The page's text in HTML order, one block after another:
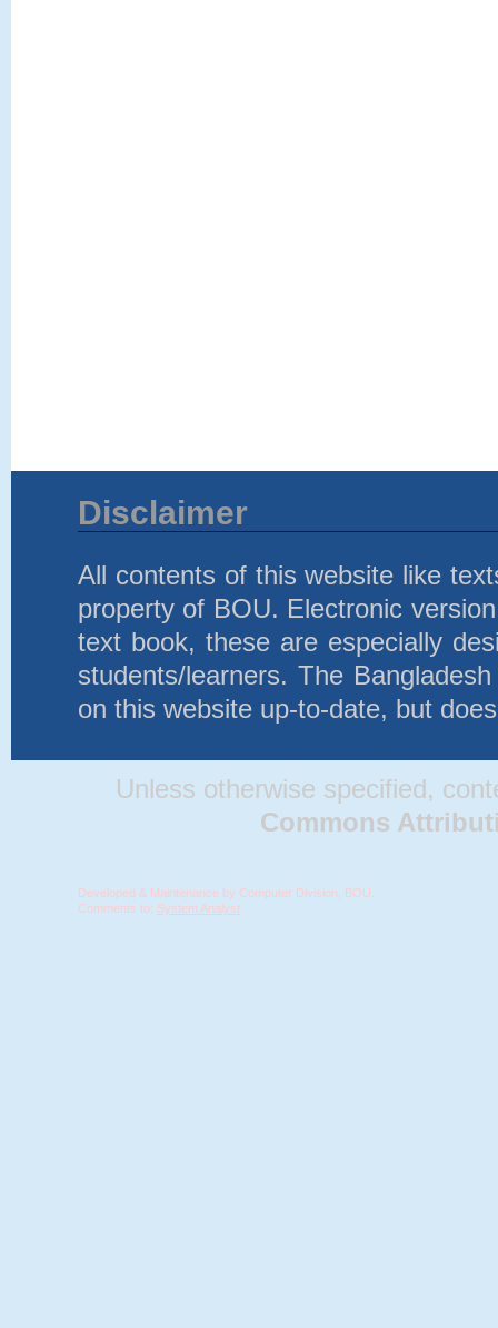
Disclaimer
All contents of this website like
property of BOU. Electronic
text book, these are especially
students/learners. The
on this website up-to-date, but
Unless otherwise specified,
Commons
Developed & Maintenance by Computer Division, BOU.
Comments to: System Analyst